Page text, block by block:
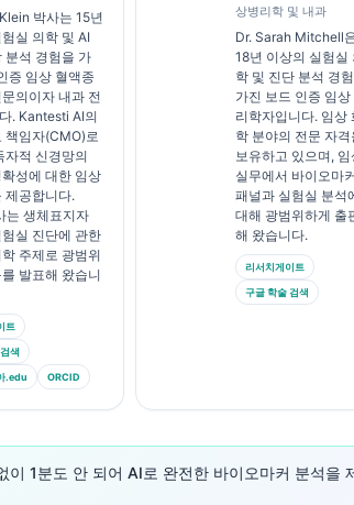
박사는 15년
실 의학 및 AI
분석 경험을 가
증 임상 혈액종
의이자 내과 전
. Kantesti AI의
책임자(CMO)로
자적 신경망의
성에 대한 임상
제공합니다.
는 생체표지자
실 진단에 관한
주제로 광범위
발표해 왔습니
트
색
.edu ORCID
상병리학 및 내과
Dr. Sarah Mitchell
18년 이상의 실험실
학 및 진단 분석 경
가진 보드 인증 임상
리학자입니다. 임상
학 분야의 전문 자격
보유하고 있으며, 임
실무에서 바이오마
패널과 실험실 분석
대해 광범위하게 출
해 왔습니다.
리서치게이트
구글 학술 검색
이 1분도 안 되어 AI로 완전한 바이오마커 분석을